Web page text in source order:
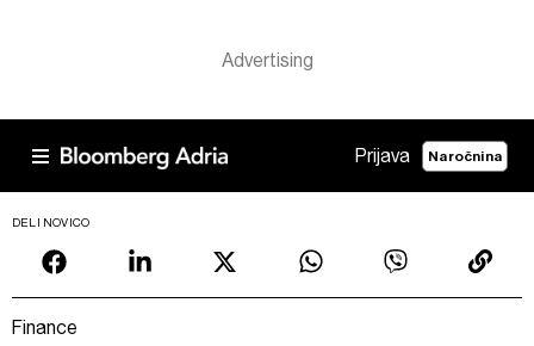
Prijava Naročnina
DELI NOVICO
Finance